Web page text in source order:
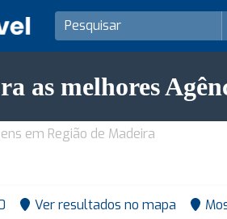
as melhores
em Região de Madeira
Ver resultados no mapa